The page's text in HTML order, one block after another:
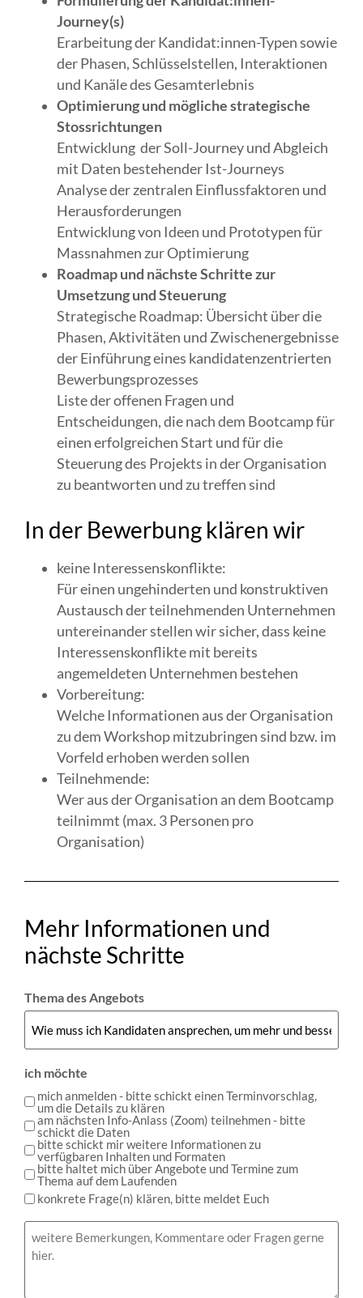
Journey(s)
Erarbeitung der Kandidat:innen-Typen sowie
der Phasen, Schlüsselstellen, Interaktionen
und Kanäle des Gesamterlebnis
Optimierung und mögliche strategische
Stossrichtungen
Entwicklung der Soll-Journey und Abgleich
mit Daten bestehender Ist-Journeys
Analyse der zentralen Einflussfaktoren und
Herausforderungen
Entwicklung von Ideen und Prototypen für
Massnahmen zur Optimierung
Roadmap und nächste Schritte zur
Umsetzung und Steuerung
Strategische Roadmap: Übersicht über die
Phasen, Aktivitäten und Zwischenergebnisse
der Einführung eines kandidatenzentrierten
Bewerbungsprozesses
Liste der offenen Fragen und
Entscheidungen, die nach dem Bootcamp für
einen erfolgreichen Start und für die
Steuerung des Projekts in der Organisation
zu beantworten und zu treffen sind
In der Bewerbung klären wir
keine Interessenskonflikte:
Für einen ungehinderten und konstruktiven
Austausch der teilnehmenden Unternehmen
untereinander stellen wir sicher, dass keine
Interessenskonflikte mit bereits
angemeldeten Unternehmen bestehen
Vorbereitung:
Welche Informationen aus der Organisation
zu dem Workshop mitzubringen sind bzw. im
Vorfeld erhoben werden sollen
Teilnehmende:
Wer aus der Organisation an dem Bootcamp
teilnimmt (max. 3 Personen pro
Organisation)
Mehr Informationen und
nächste Schritte
Thema des Angebots
ich möchte
mich anmelden - bitte schickt einen Terminvorschlag,
um die Details zu klären
am nächsten Info-Anlass (Zoom) teilnehmen - bitte
schickt die Daten
bitte schickt mir weitere Informationen zu
verfügbaren Inhalten und Formaten
bitte haltet mich über Angebote und Termine zum
Thema auf dem Laufenden
konkrete Frage(n) klären, bitte meldet Euch
Bemerkungen